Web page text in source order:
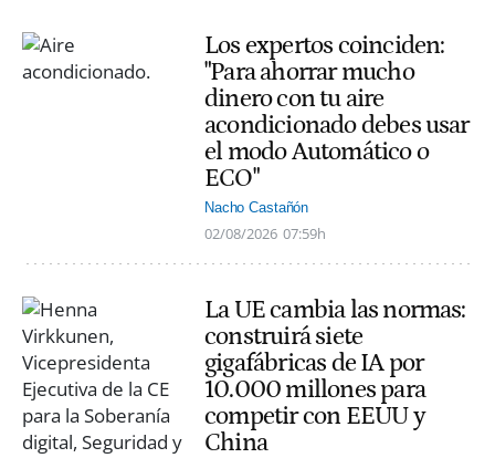
Los expertos coinciden:
"Para ahorrar mucho
dinero con tu aire
acondicionado debes usar
el modo Automático o
ECO"
Nacho Castañón
02/08/2026 07:59h
La UE cambia las normas:
construirá siete
gigafábricas de IA por
10.000 millones para
competir con EEUU y
China